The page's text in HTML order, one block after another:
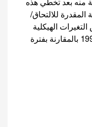
منه بعد تخطي هذه
المقدرة للالتحاق/
الهيكلية
السلبية في الفترات بين 1980 و1992 بالمقارنة بفترة